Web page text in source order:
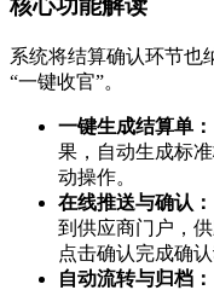
核心功能解读
系统将结算确认环节也
“一键收官”。
一键生成结算单：
果，自动生成标
动操作。
在线推送与确认：
到供应商门户，
点击确认完成确
自动流转与归档：